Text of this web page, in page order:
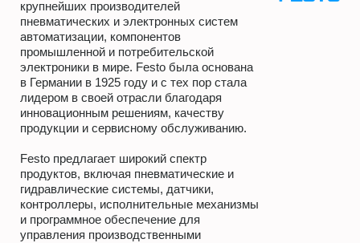
крупнейших производителей
пневматических и электронных систем
автоматизации, компонентов
промышленной и потребительской
электроники в мире. Festo была основана
в Германии в 1925 году и с тех пор стала
лидером в своей отрасли благодаря
инновационным решениям, качеству
продукции и сервисному обслуживанию.
Festo предлагает широкий спектр
продуктов, включая пневматические и
гидравлические системы, датчики,
контроллеры, исполнительные механизмы
и программное обеспечение для
управления производственными